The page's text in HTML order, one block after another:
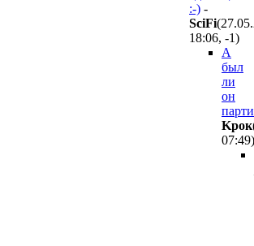
:-) -
SciFi
18:06, -1)
А
был
ли
он
Kpoк
07:49)